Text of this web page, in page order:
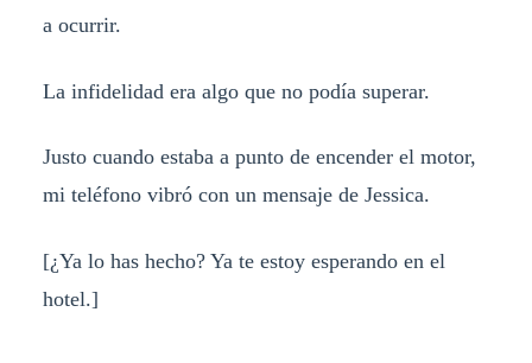
a ocurrir.
La infidelidad era algo que no podía superar.
Justo cuando estaba a punto de encender el motor,
mi teléfono vibró con un mensaje de Jessica.
[¿Ya lo has hecho? Ya te estoy esperando en el
hotel.]